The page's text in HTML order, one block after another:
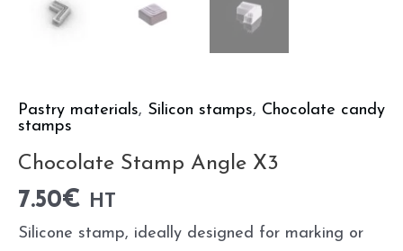
Pastry materials, Silicon stamps, Chocolate candy
stamps
Chocolate Stamp Angle X3
7.50€ HT
Silicone stamp, ideally designed for marking or